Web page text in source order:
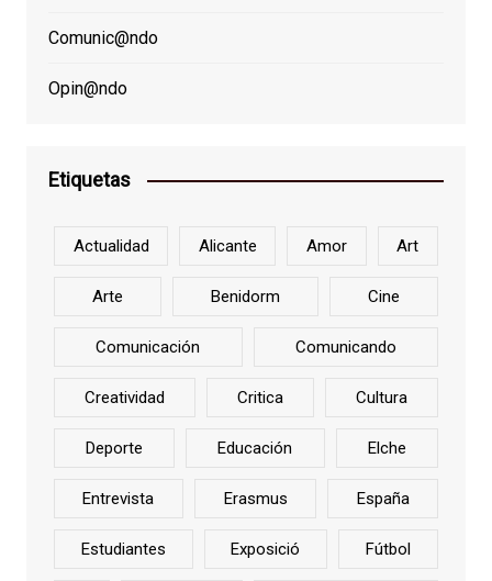
Comunic@ndo
Opin@ndo
Etiquetas
Actualidad Alicante Amor Art
Arte Benidorm Cine
Comunicación Comunicando
Creatividad Critica Cultura
Deporte Educación Elche
Entrevista Erasmus España
Estudiantes Exposició Fútbol